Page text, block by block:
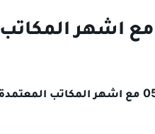
خادمات كينيات للتنازل 0533376553 مع اشهر المكاتب